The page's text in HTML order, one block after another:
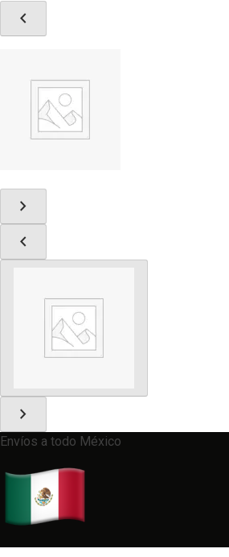
chevron_left
chevron_right
chevron_left
chevron_right
Envíos a todo México